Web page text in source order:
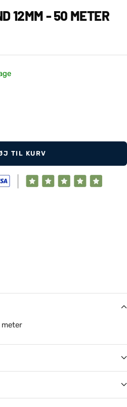
12MM - 50 METER
TIL KURV
meter